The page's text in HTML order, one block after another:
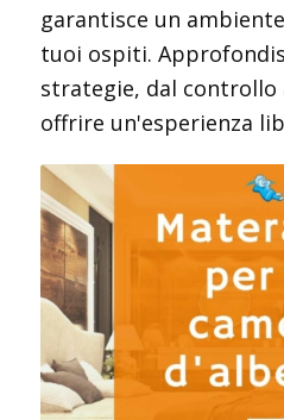
garantisce un
tuoi ospiti.
strategie, dal controllo
offrire un'esperienza